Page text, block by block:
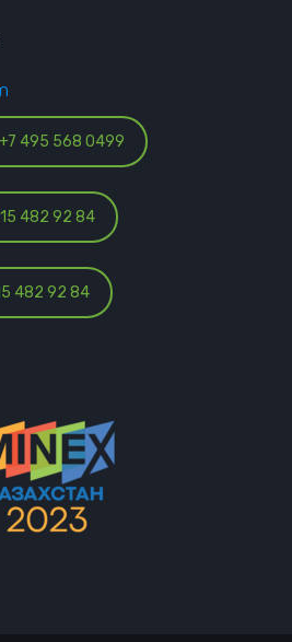
+7 495 568 0499
482 92 84
482 92 84